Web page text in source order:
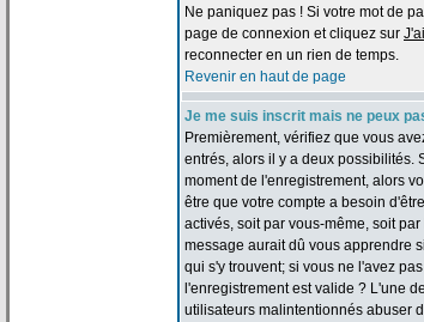
Ne paniquez pas ! Si votre mot de
page de connexion et cliquez sur
reconnecter en un rien de temps.
Revenir en haut de page
Je me suis inscrit mais ne peux
Premièrement, vérifiez que vous
entrés, alors il y a deux possibilités.
moment de l'enregistrement, alors
être que votre compte a besoin
activés, soit par vous-même, soit
message aurait dû vous apprendre
qui s'y trouvent; si vous ne l'avez
l'enregistrement est valide ? L'une
utilisateurs malintentionnés abuser